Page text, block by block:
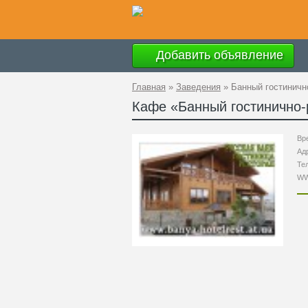
Добавить объявление
Главная » Заведения » Банный
Кафе «Банный